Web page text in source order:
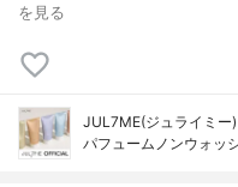
を見る
JUL7ME(ジュライミー)
パフュームノンウォッ